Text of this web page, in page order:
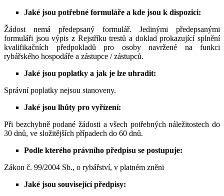
Jaké jsou potřebné formuláře a kde jsou k dispozici:
Žádost nemá předepsaný formulář. Jedinými předepsanými
formuláři jsou výpis z Rejstříku trestů a doklad prokazující splnění
kvalifikačních předpokladů pro osoby navržené na funkci
rybářského hospodáře a zástupce / zástupců.
Jaké jsou poplatky a jak je lze uhradit:
Správní poplatky nejsou stanoveny.
Jaké jsou lhůty pro vyřízení:
Při bezchybně podané žádosti a všech potřebných náležitostech do
30 dnů, ve složitějších případech do 60 dnů.
Podle kterého právního předpisu se postupuje:
Zákon č. 99/2004 Sb., o rybářství, v platném zněni
Jaké jsou související předpisy: